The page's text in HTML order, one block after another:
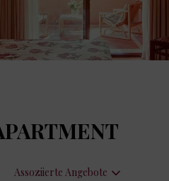
Assoziierte Angebote